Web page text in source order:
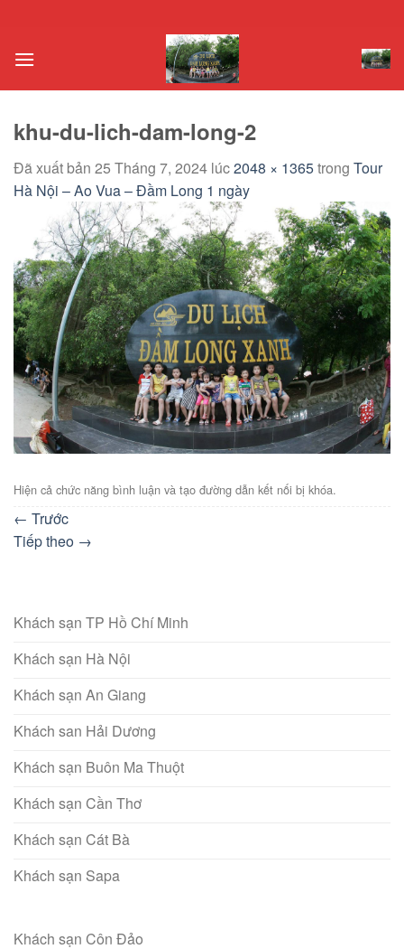
nội
khu-du-lich-dam-long-2
Đã xuất bản 25 Tháng 7, 2024 lúc2048 × 1365trong Tour
Hà Nội – Ao Vua – Đầm Long 1 ngày
Hiện cả chức năng bình luận và tạo đường dẫn kết nối bị khóa.
← Trước
Tiếp theo →
Khách sạn TP Hồ Chí Minh
Khách sạn Hà Nội
Khách sạn An Giang
Khách san Hải Dương
Khách sạn Buôn Ma Thuột
Khách sạn Cần Thơ
Khách sạn Cát Bà
Khách sạn Sapa
Khách sạn Côn Đảo